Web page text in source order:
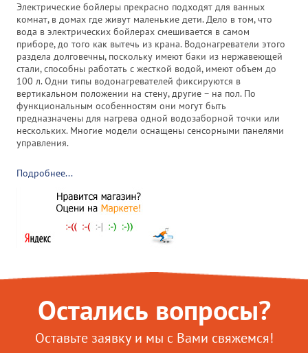
Электрические бойлеры прекрасно подходят для ванных
комнат, в домах где живут маленькие дети. Дело в том, что
вода в электрических бойлерах смешивается в самом
приборе, до того как вытечь из крана. Водонагреватели этого
раздела долговечны, поскольку имеют баки из нержавеющей
стали, способны работать с жесткой водой, имеют объем до
100 л. Одни типы водонагревателей фиксируются в
вертикальном положении на стену, другие – на пол. По
функциональным особенностям они могут быть
предназначены для нагрева одной водозаборной точки или
нескольких. Многие модели оснащены сенсорными панелями
управления.
Подробнее...
Остались вопросы?
Оставьте заявку и мы с Вами свяжемся!